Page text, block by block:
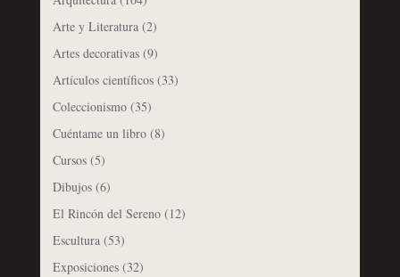
Arte y Literatura(2)
Artes decorativas(9)
Artículos científicos(33)
Coleccionismo(35)
Cuéntame un libro(8)
Cursos(5)
Dibujos(6)
El Rincón del Sereno(12)
Escultura(53)
Exposiciones(32)